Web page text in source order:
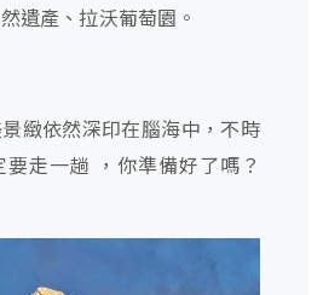
遺產、拉沃葡萄園。
緻依然深印在腦海中，不時
走一趟 ，你準備好了嗎？